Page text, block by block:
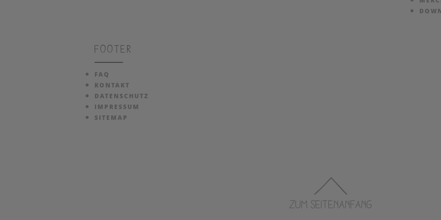
Footer
FAQ
KONTAKT
DATENSCHUTZ
IMPRESSUM
SITEMAP
ZUM SEITENANFANG